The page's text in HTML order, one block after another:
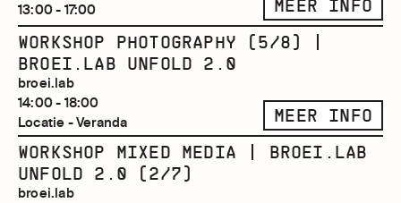
13:00 - 17:00
MEER INFO
WORKSHOP PHOTOGRAPHY (5/8) |
BROEI.LAB UNFOLD 2.0
broei.lab
14:00 - 18:00
Locatie - Veranda
MEER INFO
WORKSHOP MIXED MEDIA | BROEI.LAB
UNFOLD 2.0 (2/7)
broei.lab